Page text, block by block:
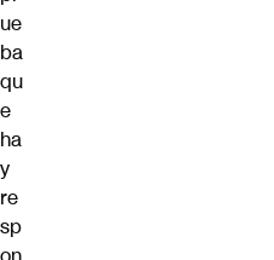
ue
ba
qu
e
ha
y
re
sp